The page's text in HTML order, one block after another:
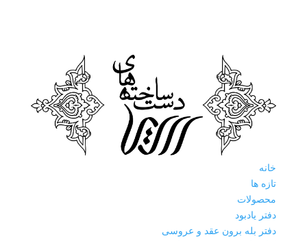
خانه
تازه ها
محصولات
دفتر یادبود
دفتر بله برون عقد و عروسی